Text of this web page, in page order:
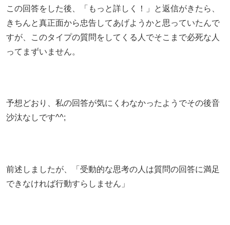
この回答をした後、「もっと詳しく！」と返信がきたら、
きちんと真正面から忠告してあげようかと思っていたんで
すが、このタイプの質問をしてくる人でそこまで必死な人
ってまずいません。
予想どおり、私の回答が気にくわなかったようでその後音
沙汰なしです^^;
前述しましたが、「受動的な思考の人は質問の回答に満足
できなければ行動すらしません」